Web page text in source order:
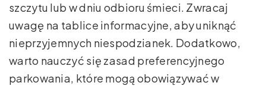
szczytu lub w dniu odbioru śmieci. Zwracaj
uwagę na tablice informacyjne, aby uniknąć
nieprzyjemnych niespodzianek. Dodatkowo,
warto nauczyć się zasad preferencyjnego
parkowania, które mogą obowiązywać w